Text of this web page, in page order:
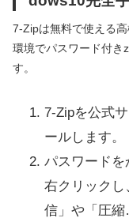
7-Zipは無料で使える
環境でパスワード付き
す。
7-Zipを公式
ールします。
パスワード
右クリック
信」や「圧縮